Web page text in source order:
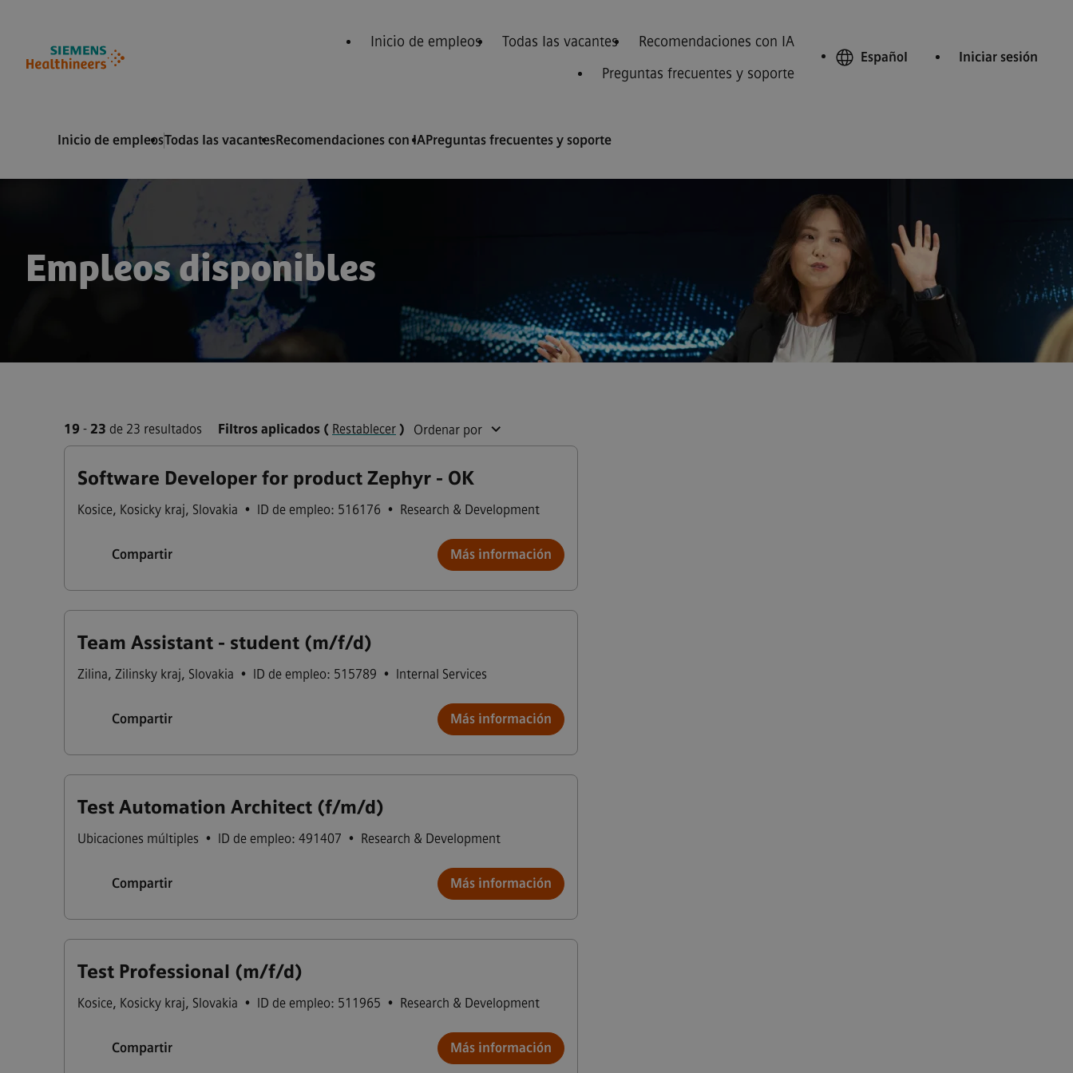
Inicio de empleos Todas las vacantes
Recomendaciones con IA
Preguntas frecuentes y soporte
Español Iniciar sesión
Inicio de empleosTodas las vacantesRecomendaciones con IAPreguntas frecuentes y soporte
Empleos disponibles
19 - 23 de 23 resultados Filtros aplicados ( Restablecer ) Ordenar por
Software Developer for product Zephyr - OK
Kosice, Kosicky kraj, Slovakia • ID de empleo: 516176 • Research & Development
Compartir Más información
Team Assistant - student (m/f/d)
Zilina, Zilinsky kraj, Slovakia • ID de empleo: 515789 • Internal Services
Compartir Más información
Test Automation Architect (f/m/d)
Ubicaciones múltiples • ID de empleo: 491407 • Research & Development
Compartir Más información
Test Professional (m/f/d)
Kosice, Kosicky kraj, Slovakia • ID de empleo: 511965 • Research & Development
Compartir Más información